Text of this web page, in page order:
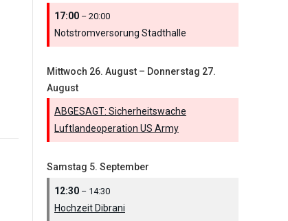
17:00 – 20:00
Notstromversorung Stadthalle
Mittwoch 26. August – Donnerstag 27.
August
ABGESAGT: Sicherheitswache
Luftlandeoperation US Army
Samstag 5. September
12:30 – 14:30
Hochzeit Dibrani